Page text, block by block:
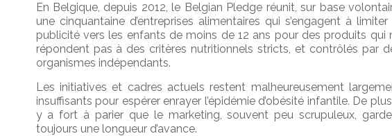
En Belgique, depuis 2012, le Belgian Pledge réunit, sur base
une cinquantaine d’entreprises alimentaires qui s’engagent à limiter
publicité vers les enfants de moins de 12 ans pour des produits qui
répondent pas à des critères nutritionnels stricts, et contrôlés par
organismes indépendants.
Les initiatives et cadres actuels restent malheureusement
insuffisants pour espérer enrayer l’épidémie d’obésité infantile. De
y a fort à parier que le marketing, souvent peu scrupuleux,
toujours une longueur d’avance.